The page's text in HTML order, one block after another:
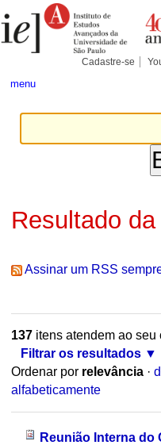
para
conteúdo.
Pessoais
Cadastre-se
menu
Resultado
Assinar um RSS
137itens atendem ao seu
Filtrar os resultados
Ordenar por relevância ·
alfabeticamente
Reunião Interna do